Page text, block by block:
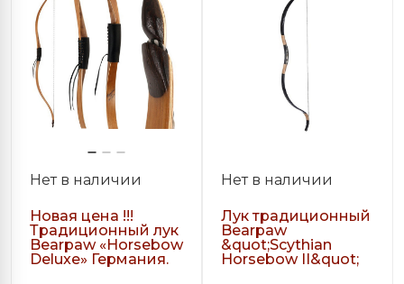
Нет в наличии
Новая цена !!!
Традиционный лук
Bearpaw «Horsebow
Deluxe» Германия.
Нет в наличии
Лук традиционный
Bearpaw
&quot;Scythian
Horsebow II&quot;